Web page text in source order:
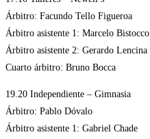
Árbitro: Facundo Tello Figueroa
Árbitro asistente 1: Marcelo Bistocco
Árbitro asistente 2: Gerardo Lencina
Cuarto árbitro: Bruno Bocca
19.20 Independiente – Gimnasia
Árbitro: Pablo Dóvalo
Árbitro asistente 1: Gabriel Chade